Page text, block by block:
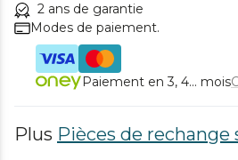
2 ans de garantie
Modes de paiement.
Paiement en 3, 4... mois
Plus Pièces de rechange